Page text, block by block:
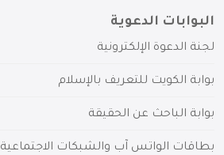
البوابات الدعوية
لجنة الدعوة الإلكترونية
بوابة الكويت للتعريف بالإسلام
بوابة الباحث عن الحقيقة
بطاقات الواتس آب والشبكات الاجتماعية